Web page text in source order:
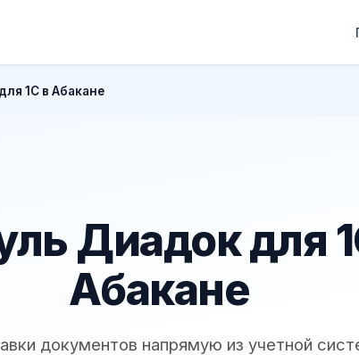
1С в Абакане
Диадок для
Абакане
документов напрямую из учетной